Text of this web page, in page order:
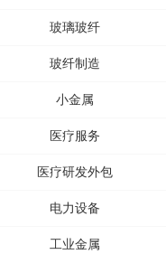
玻璃玻纤
玻纤制造
小金属
医疗服务
医疗研发外包
电力设备
工业金属